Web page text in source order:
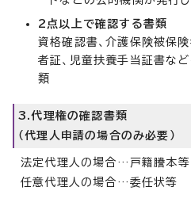
2点以上で確認する書類
資格確認書、介護保険被保
者証、児童扶養手当証書な
類
3.代理権の確認書類
（代理人申請の場合のみ必要）
法定代理人の場合…戸籍謄本等
任意代理人の場合…委任状等